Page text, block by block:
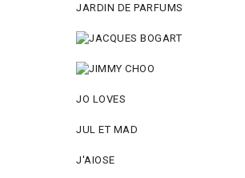
JARDIN DE PARFUMS
JO LOVES
JUL ET MAD
J'AIOSE